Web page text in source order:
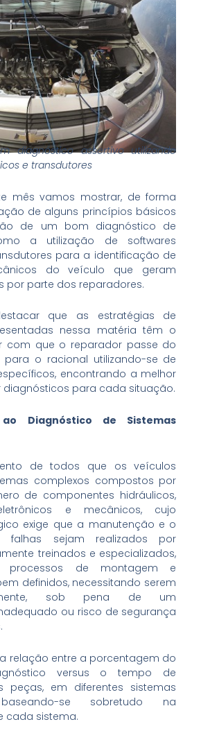
diagnóstico assertivo utilizando
e transdutores
mês vamos mostrar, de forma
de alguns princípios básicos
de um bom diagnóstico de
a utilização de softwares
para a identificação de
do veículo que geram
por parte dos reparadores.
que as estratégias de
nessa matéria têm o
com que o reparador passe do
para o racional utilizando-se de
encontrando a melhor
diagnósticos para cada situação.
Diagnóstico de Sistemas
de todos que os veículos
complexos compostos por
de componentes hidráulicos,
e mecânicos, cujo
exige que a manutenção e o
falhas sejam realizados por
treinados e especializados,
processos de montagem e
definidos, necessitando serem
sob pena de um
ou risco de segurança
relação entre a porcentagem do
versus o tempo de
peças, em diferentes sistemas
se sobretudo na
cada sistema.